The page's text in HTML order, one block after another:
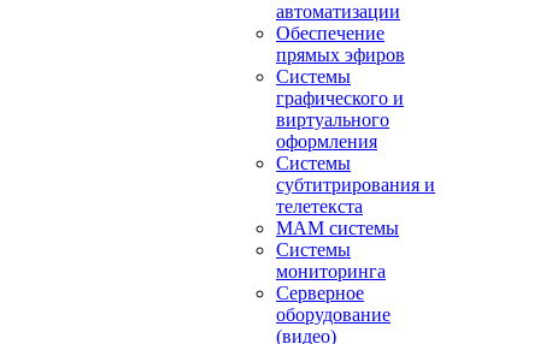
автоматизации
Обеспечение
прямых эфиров
Системы
графического и
виртуального
оформления
Системы
субтитрирования и
телетекста
MAM системы
Системы
мониторинга
Серверное
оборудование
(видео)